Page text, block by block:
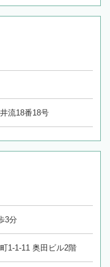
流18番18号
3分
1-1-11 奥田ビル2階